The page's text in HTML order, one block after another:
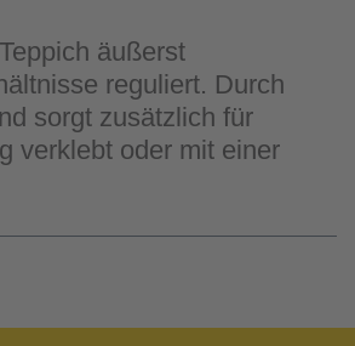
äußerst
reguliert. Durch
sorgt zusätzlich für
verklebt oder mit einer